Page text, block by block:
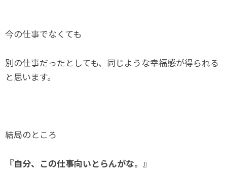
今の仕事でなくても
別の仕事だったとしても、同じような幸福感が得られる
と思います。
結局のところ
『自分、この仕事向いとらんがな。』